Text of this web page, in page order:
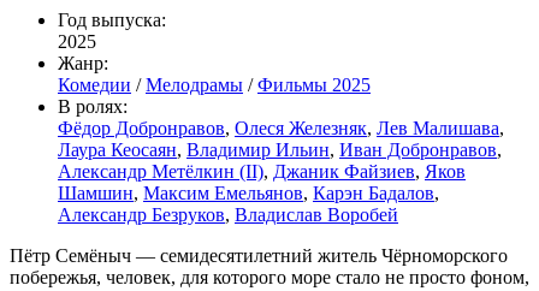
Год выпуска:
2025
Жанр:
Комедии /Мелодрамы /Фильмы 2025
В ролях:
Фёдор Добронравов, Олеся Железняк, Лев Малишава,
Лаура Кеосаян, Владимир Ильин, Иван Добронравов,
Александр Метёлкин (II), Джаник Файзиев, Яков
Шамшин, Максим Емельянов, Карэн Бадалов,
Александр Безруков, Владислав Воробей
Пётр Семёныч — семидесятилетний житель Чёрноморского
побережья, человек, для которого море стало не просто фоном,